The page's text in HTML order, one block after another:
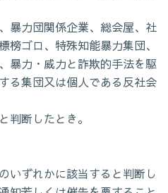
力団関係企業、総会屋、社
榜ゴロ、特殊知能暴力集団、
暴力・威力と詐欺的手法を駆
る集団又は個人である反社会
断したとき。
いずれかに該当すると判断し